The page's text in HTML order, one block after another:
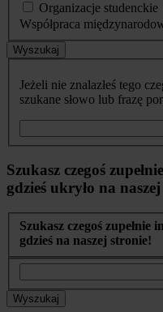
Organizacje studenckie
Współpraca
Wyszukaj
Jeżeli nie znalazłeś tego
szukane słowo lub frazę
Szukasz czegoś
gdzieś ukryło na
Szukasz czegoś zupełnie
gdzieś na naszej stronie!
Wyszukaj